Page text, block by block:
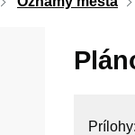
Prílohy